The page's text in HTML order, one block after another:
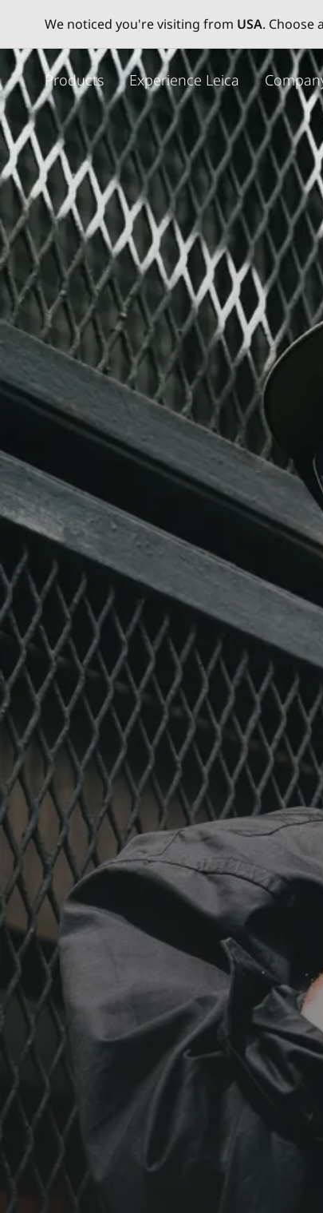
We noticed you're visiting from USA. Choose
요
콘
텐
츠
로
건
너
기
Products Experience Leica